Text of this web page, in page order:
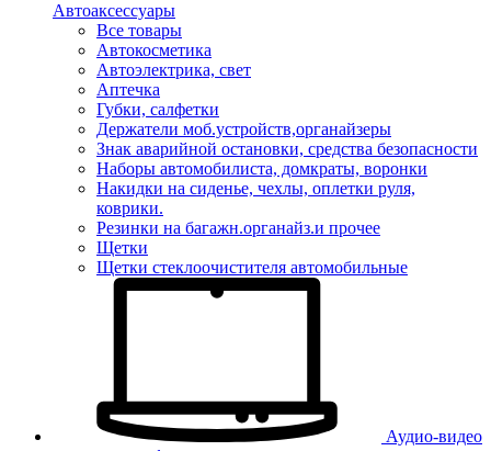
Автоаксессуары
Все товары
Автокосметика
Автоэлектрика, свет
Аптечка
Губки, салфетки
Держатели моб.устройств,органайзеры
Знак аварийной остановки, средства безопасности
Наборы автомобилиста, домкраты, воронки
Накидки на сиденье, чехлы, оплетки руля,
коврики.
Резинки на багажн.органайз.и прочее
Щетки
Щетки стеклоочистителя автомобильные
Аудио-видео